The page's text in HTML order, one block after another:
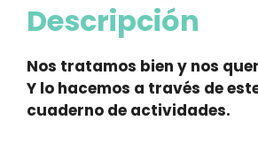
Descripción
Nos tratamos bien y nos
Y lo hacemos a través de
cuaderno de actividades.